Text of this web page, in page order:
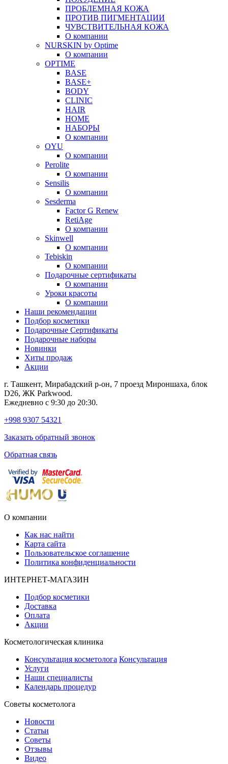
ПРОБЛЕМНАЯ КОЖА
ПРОТИВ ПИГМЕНТАЦИИ
ЧУВСТВИТЕЛЬНАЯ КОЖА
О компании
NURSKIN by Optime
О компании
OPTIME
BASE
BASE+
BODY
CLINIC
HAIR
HOME
НАБОРЫ
О компании
OYU
О компании
Perolite
О компании
Sensilis
О компании
Sesderma
Factor G Renew
RetiAge
О компании
Skinwell
О компании
Tebiskin
О компании
Подарочные сертификаты
О компании
Уроки красоты
О компании
Наши рекомендации
Подбор косметики
Подарочные Сертификаты
Подарочные наборы
Новинки
Хиты продаж
Акции
г. Ташкент, Мирабадский р-он, 7 проезд Мироншаха, блок
D26, ЖК Раrkwood.
Ежедневно с 9:30 до 20:30.
+998 9307 54321
Заказать обратный звонок
Обратная связь
О компании
Как нас найти
Карта сайта
Пользовательское соглашение
Политика конфиденциальности
ИНТЕРНЕТ-МАГАЗИН
Подбор косметики
Доставка
Оплата
Акции
Косметологическая клиника
Консультация косметолога Консультация
Услуги
Наши специалисты
Календарь процедур
Cоветы косметолога
Новости
Статьи
Советы
Отзывы
Видео